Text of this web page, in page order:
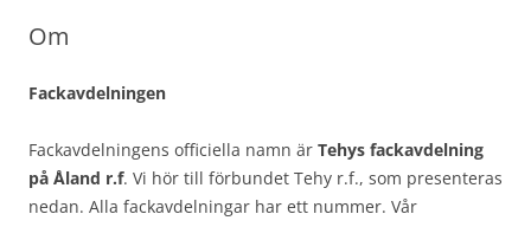
Om
Fackavdelningen
Fackavdelningens officiella namn är Tehys fackavdelning
på Åland r.f. Vi hör till förbundet Tehy r.f., som presenteras
nedan. Alla fackavdelningar har ett nummer. Vår